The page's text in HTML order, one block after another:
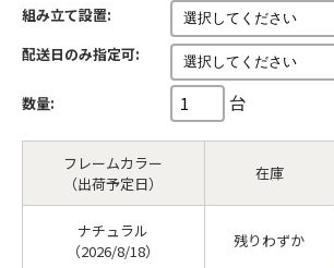
組み立て設置:
配送日のみ指定可:
数量: 台
フレームカラー
（出荷予定日）
在庫
ナチュラル
（2026/8/18）
残りわずか